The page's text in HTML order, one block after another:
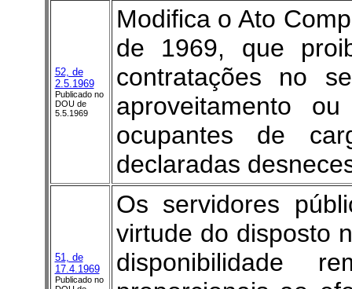
52, de
2.5.1969
Publicado no
DOU de
5.5.1969
Modifica o Ato
de 1969, que
contratações no
aproveitamento
ocupantes de
declaradas
51, de
17.4.1969
Publicado no
Os servidores
virtude do disposto
disponibilidade